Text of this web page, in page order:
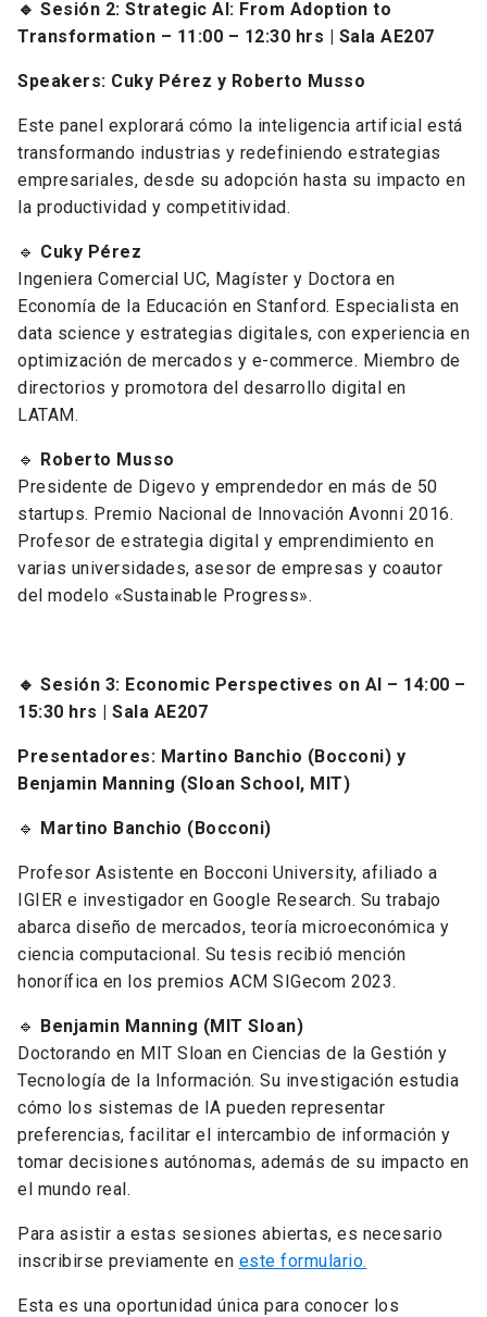
🔹 Sesión 2: Strategic AI: From Adoption to
Transformation – 11:00 – 12:30 hrs | Sala AE207
Speakers: Cuky Pérez y Roberto Musso
Este panel explorará cómo la inteligencia artificial está
transformando industrias y redefiniendo estrategias
empresariales, desde su adopción hasta su impacto en
la productividad y competitividad.
🔹 Cuky Pérez
Ingeniera Comercial UC, Magíster y Doctora en
Economía de la Educación en Stanford. Especialista en
data science y estrategias digitales, con experiencia en
optimización de mercados y e-commerce. Miembro de
directorios y promotora del desarrollo digital en
LATAM.
🔹 Roberto Musso
Presidente de Digevo y emprendedor en más de 50
startups. Premio Nacional de Innovación Avonni 2016.
Profesor de estrategia digital y emprendimiento en
varias universidades, asesor de empresas y coautor
del modelo «Sustainable Progress».
🔹 Sesión 3: Economic Perspectives on AI – 14:00 –
15:30 hrs | Sala AE207
Presentadores: Martino Banchio (Bocconi) y
Benjamin Manning (Sloan School, MIT)
🔹 Martino Banchio (Bocconi)
Profesor Asistente en Bocconi University, afiliado a
IGIER e investigador en Google Research. Su trabajo
abarca diseño de mercados, teoría microeconómica y
ciencia computacional. Su tesis recibió mención
honorífica en los premios ACM SIGecom 2023.
🔹 Benjamin Manning (MIT Sloan)
Doctorando en MIT Sloan en Ciencias de la Gestión y
Tecnología de la Información. Su investigación estudia
cómo los sistemas de IA pueden representar
preferencias, facilitar el intercambio de información y
tomar decisiones autónomas, además de su impacto en
el mundo real.
Para asistir a estas sesiones abiertas, es necesario
inscribirse previamente en este formulario.
Esta es una oportunidad única para conocer los